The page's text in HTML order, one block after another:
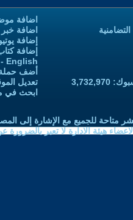
اضافة
اضافة خبر
إضافة
إضافة
English
أضف
تعديل
ابحث في
متاحة للجميع مع الإشارة إلى
هيئة الادارة لا تعبر بالضرورة